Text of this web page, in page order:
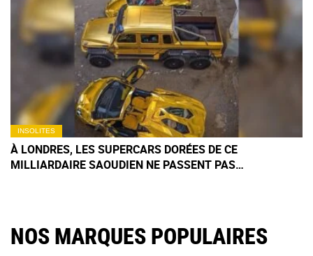
INSOLITES
À LONDRES, LES SUPERCARS DORÉES DE CE
MILLIARDAIRE SAOUDIEN NE PASSENT PAS
NOS MARQUES POPULAIRES